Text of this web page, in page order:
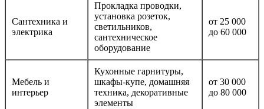
Сантехника и
электрика
Прокладка проводки,
установка розеток,
светильников,
сантехническое
оборудование
от 25 000
до 60 000
Мебель и
интерьер
Кухонные гарнитуры,
шкафы-купе, домашняя
техника, декоративные
элементы
от 30 000
до 80 000